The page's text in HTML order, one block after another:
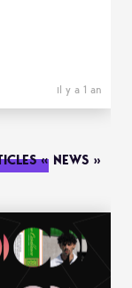
il y a 1 an
« NEWS »